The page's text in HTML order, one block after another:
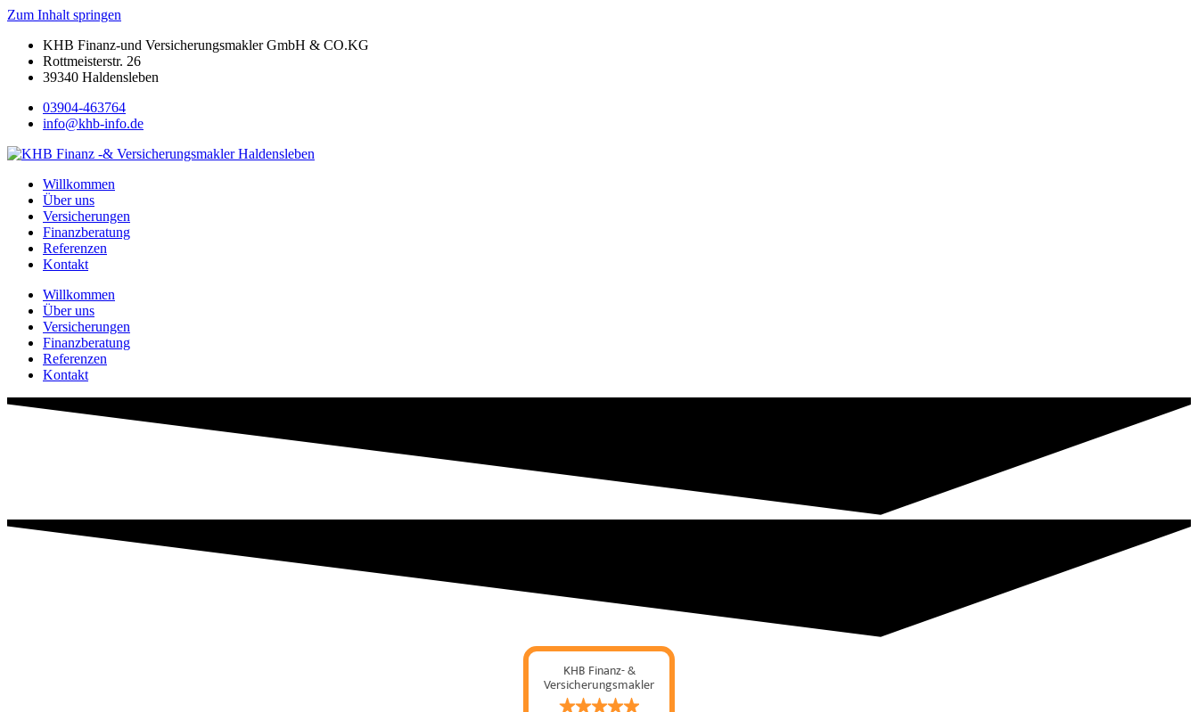
Zum Inhalt springen
KHB Finanz-und Versicherungsmakler GmbH & CO.KG
Rottmeisterstr. 26
39340 Haldensleben
03904-463764
info@khb-info.de
Willkommen
Über uns
Versicherungen
Finanzberatung
Referenzen
Kontakt
Willkommen
Über uns
Versicherungen
Finanzberatung
Referenzen
Kontakt
KHB Finanz- &
Versicherungsmakler
GmbH &...